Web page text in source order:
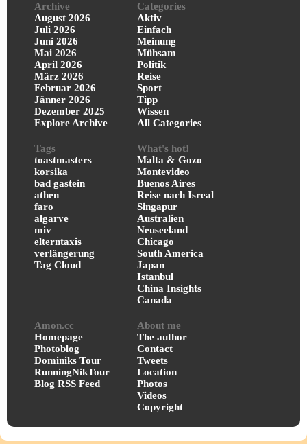
Archive
August 2026
Juli 2026
Juni 2026
Mai 2026
April 2026
März 2026
Februar 2026
Jänner 2026
Dezember 2025
Explore Archive
Categories
Aktiv
Einfach
Meinung
Mühsam
Politik
Reise
Sport
Tipp
Wissen
All Categories
Tags
toastmasters
korsika
bad gastein
athen
faro
algarve
miv
elterntaxis
verlängerung
Tag Cloud
What's hot!
Malta & Gozo
Montevideo
Buenos Aires
Reise nach Isreal
Singapur
Australien
Neuseeland
Chicago
South America
Japan
Istanbul
China Insights
Canada
Amon.cc
Homepage
Photoblog
Dominiks Tour
RunningNikTour
Blog RSS Feed
About me
The author
Contact
Tweets
Location
Photos
Videos
Copyright